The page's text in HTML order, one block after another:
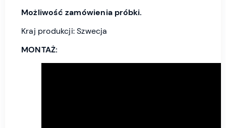
Możliwość zamówienia próbki.
Kraj produkcji: Szwecja
MONTAŻ: